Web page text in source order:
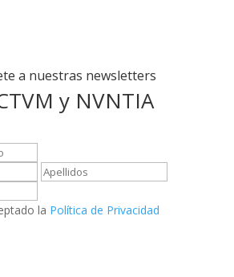
a nuestras newsletters
y NVNTIA
la Política de Privacidad